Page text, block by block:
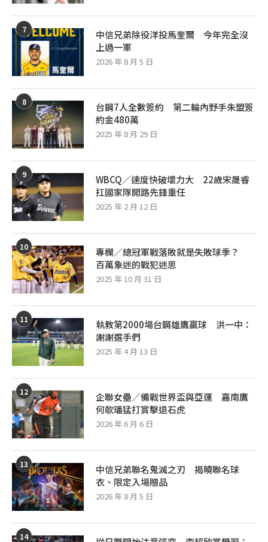
7
中信兄弟除役洋投馬奎爾 今年完全沒
上過一軍
2026 年 8 月 5 日
8
台鋼7人全數簽約 第二輪內野手朱盟簽
約金480萬
2025 年 8 月 29 日
9
WBCQ／速度快破壞力大 22歲宋晟睿
扛國家隊開路先鋒重任
2025 年 2 月 12 日
10
專欄／總冠軍戰落敗就是失敗球季？
百萬象迷的戰犯迷思
2025 年 10 月 31 日
11
執教第2000場台鋼雄鷹贏球 洪一中：
謝謝選手們
2025 年 4 月 13 日
12
企聯女壘／備戰世界盃與亞運 嘉南鷹
何欹璠猛打賞擊退石虎
2026 年 6 月 6 日
13
中信兄弟聯名鬼滅之刃 揭曉聯名球
衣、限定入場贈品
2026 年 8 月 5 日
14